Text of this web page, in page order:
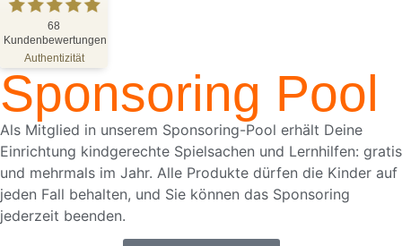
68
Kundenbewertungen
Authentizität
SEHR GUT
4,81
/
5,00
68
Bewertungen auf ProvenExpert.com
Blick aufs ProvenExpert-Profil werfen
18.05.2026
Sponsoring Pool
Als Mitglied in unserem Sponsoring-Pool erhält Deine
Einrichtung kindgerechte Spielsachen und Lernhilfen: gratis
und mehrmals im Jahr. Alle Produkte dürfen die Kinder auf
jeden Fall behalten, und Sie können das Sponsoring
jederzeit beenden.